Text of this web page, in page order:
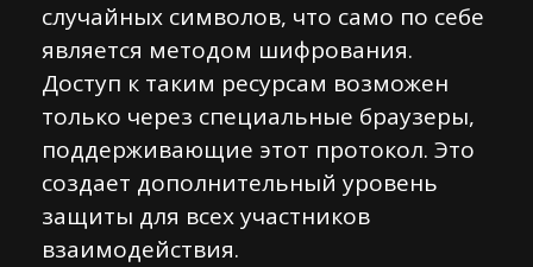
случайных символов, что само по себе
является методом шифрования.
Доступ к таким ресурсам возможен
только через специальные браузеры,
поддерживающие этот протокол. Это
создает дополнительный уровень
защиты для всех участников
взаимодействия.